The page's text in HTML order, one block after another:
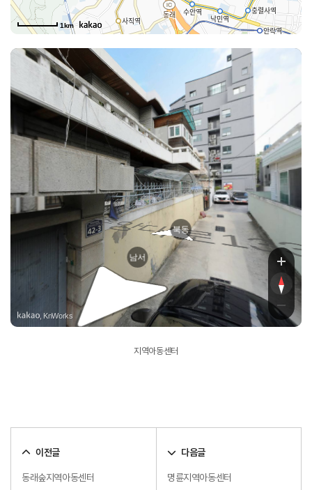
1km 중
중
남서
북동
, KnWorks
지역아동센터
이전글
동래숲지역아동센터
다음글
명륜지역아동센터